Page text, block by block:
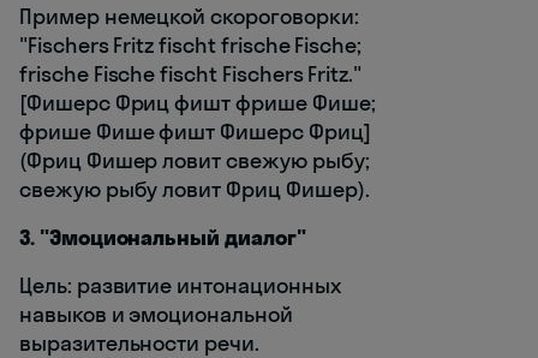
Пример немецкой скороговорки:
"Fischers Fritz fischt frische Fische;
frische Fische fischt Fischers Fritz."
[Фишерс Фриц фишт фрише Фише;
фрише Фише фишт Фишерс Фриц]
(Фриц Фишер ловит свежую рыбу;
свежую рыбу ловит Фриц Фишер).
3. "Эмоциональный диалог"
Цель: развитие интонационных
навыков и эмоциональной
выразительности речи.